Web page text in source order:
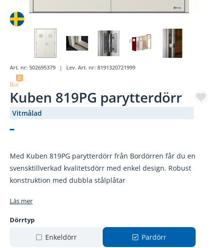
Art. nr: 502695379 Lev. Art. nr: 8191320721999
Kuben 819PG parytterdörr
Vitmålad
Med Kuben 819PG parytterdörr från Bordörren får du en
svensktillverkad kvalitetsdörr med enkel design. Robust
konstruktion med dubbla stålplåtar
Läs mer
Dörrtyp
Enkeldörr Pardörr